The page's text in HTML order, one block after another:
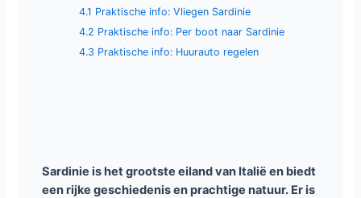
4.1 Praktische info: Vliegen Sardinie
4.2 Praktische info: Per boot naar Sardinie
4.3 Praktische info: Huurauto regelen
Sardinie is het grootste eiland van Italië en biedt
een rijke geschiedenis en prachtige natuur. Er is